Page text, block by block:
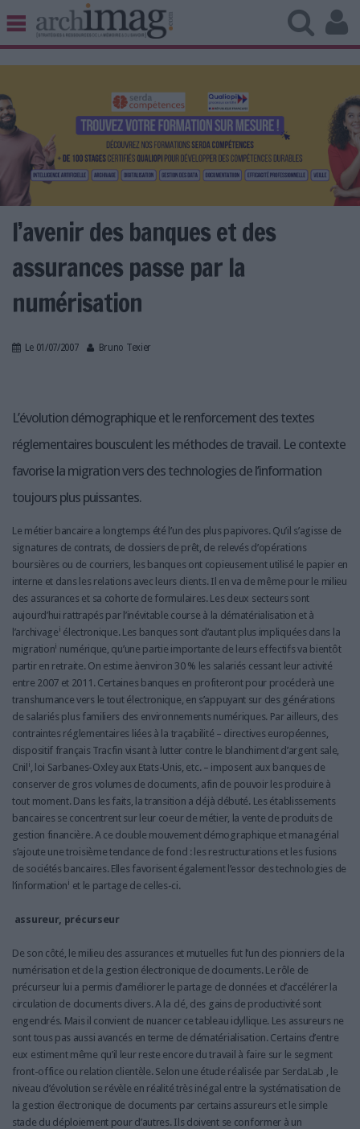
BIBLIOTHÈQUE ÉDITION
UNIVERS DATA
TRAVAIL COLLABORATIF
VIE NUMÉRIQUE
NUMÉRIQUE RESPONSABLE
LES DOSSIERS
LE MAGAZINE
L'ESPACE EMPLOI
L'ANNUAIRE DES ACTEURS
LES LIVRES BLANCS
LES SUPPLÉMENTS
NOS OFFRES D'ABONNEMENTS
l’avenir des banques et des
assurances passe par la
numérisation
Le 01/07/2007 Bruno Texier
L’évolution démographique et le renforcement des textes
réglementaires bousculent les méthodes de travail. Le contexte
favorise la migration vers des technologies de l’information
toujours plus puissantes.
Le métier bancaire a longtemps été l’un des plus papivores. Qu’il s’agisse de
signatures de contrats, de dossiers de prêt, de relevés d’opérations
boursières ou de courriers, les banques ont copieusement utilisé le papier en
interne et dans les relations avec leurs clients. Il en va de même pour le milieu
des assurances et sa cohorte de formulaires. Les deux secteurs sont
aujourd’hui rattrapés par l’inévitable course à la dématérialisation et à
l’archivagei électronique. Les banques sont d’autant plus impliquées dans la
migrationi numérique, qu’une partie importante de leurs effectifs va bientôt
partir en retraite. On estime àenviron 30 % les salariés cessant leur activité
entre 2007 et 2011. Certaines banques en profiteront pour procéderà une
transhumance vers le tout électronique, en s’appuyant sur des générations
de salariés plus familiers des environnements numériques. Par ailleurs, des
contraintes réglementaires liées à la traçabilité – directives européennes,
dispositif français Tracfin visant à lutter contre le blanchiment d’argent sale,
Cnil i, loi Sarbanes-Oxley aux Etats-Unis, etc. – imposent aux banques de
conserver de gros volumes de documents, afin de pouvoir les produire à
tout moment. Dans les faits, la transition a déjà débuté. Les établissements
bancaires se concentrent sur leur coeur de métier, la vente de produits de
gestion financière. A ce double mouvement démographique et managérial
s’ajoute une troisième tendance de fond : les restructurations et les fusions
de sociétés bancaires. Elles favorisent également l’essor des technologies de
l’informationi et le partage de celles-ci.
assureur, précurseur
De son côté, le milieu des assurances et mutuelles fut l’un des pionniers de la
numérisation et de la gestion électronique de documents. Le rôle de
précurseur lui a permis d’améliorer le partage de données et d’accélérer la
circulation de documents divers. A la clé, des gains de productivité sont
engendrés. Mais il convient de nuancer ce tableau idyllique. Les assureurs ne
sont tous pas aussi avancés en terme de dématérialisation. Certains d’entre
eux estiment même qu’il leur reste encore du travail à faire sur le segment
front-office ou relation clientèle. Selon une étude réalisée par SerdaLab , le
niveau d’évolution se révèle en réalité très inégal entre la systématisation de
la gestion électronique de documents par certains assureurs et le simple
stade du déploiement pour d’autres. Ils doivent se conformer à un